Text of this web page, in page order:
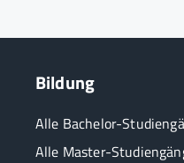
Bildung
Alle Bachelor-
Alle Master-